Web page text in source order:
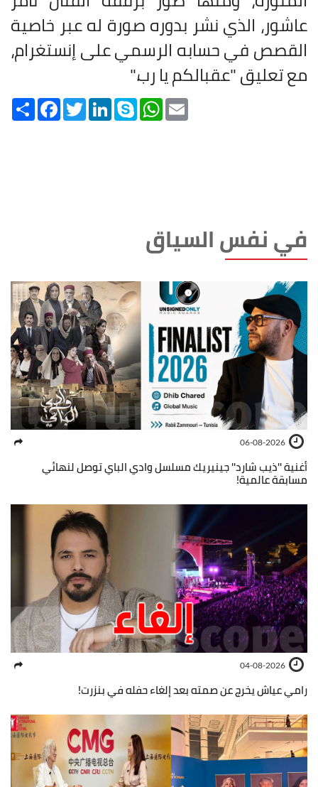
عاشور، الذي نشر بدوره صورة له عبر خاصية
القصص في حسابه الرسمي على إنستغرام،
مع تعليق "عقبالكم يا رب".
Share FacebookTwitterLinkedInSkype WhatsApp
في نفس السياق
06-08-2026
أغنية ''ذيب شارد'' جينيريك مسلسل وادي الباي توصل لنهائي
مسابقة عالمية!
04-08-2026
رامي عياش يخرج عن صمته بعد إلغاء حفله في بنزرت!